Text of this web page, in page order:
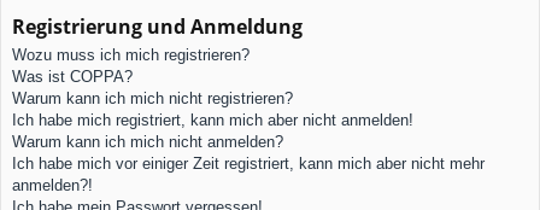
rif
f
Registrierung und Anmeldung
Wozu muss ich mich registrieren?
Was ist COPPA?
Warum kann ich mich nicht registrieren?
Ich habe mich registriert, kann mich aber nicht anmelden!
Warum kann ich mich nicht anmelden?
Ich habe mich vor einiger Zeit registriert, kann mich aber nicht mehr
anmelden?!